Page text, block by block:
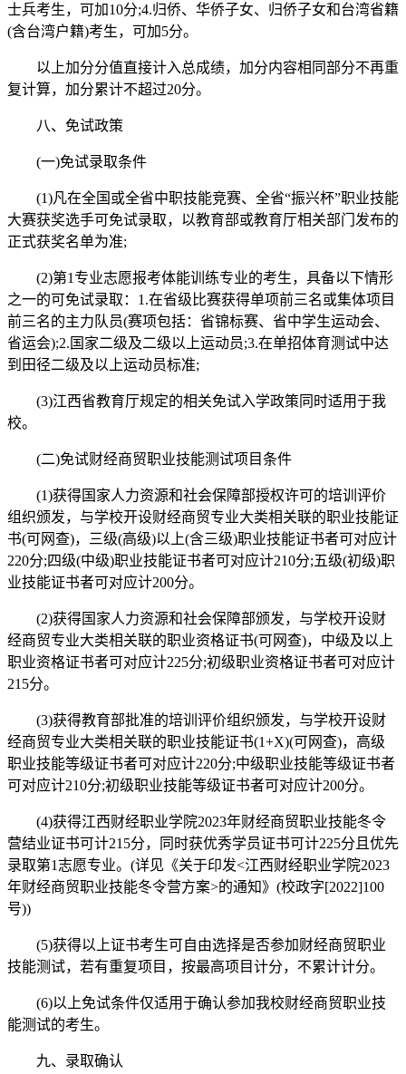
士兵考生，可加10分;4.归侨、华侨子女、归侨子女和台湾省籍
(含台湾户籍)考生，可加5分。
以上加分分值直接计入总成绩，加分内容相同部分不再重
复计算，加分累计不超过20分。
八、免试政策
(一)免试录取条件
(1)凡在全国或全省中职技能竞赛、全省“振兴杯”职业技能
大赛获奖选手可免试录取，以教育部或教育厅相关部门发布的
正式获奖名单为准;
(2)第1专业志愿报考体能训练专业的考生，具备以下情形
之一的可免试录取：1.在省级比赛获得单项前三名或集体项目
前三名的主力队员(赛项包括：省锦标赛、省中学生运动会、
省运会);2.国家二级及二级以上运动员;3.在单招体育测试中达
到田径二级及以上运动员标准;
(3)江西省教育厅规定的相关免试入学政策同时适用于我
校。
(二)免试财经商贸职业技能测试项目条件
(1)获得国家人力资源和社会保障部授权许可的培训评价
组织颁发，与学校开设财经商贸专业大类相关联的职业技能证
书(可网查)，三级(高级)以上(含三级)职业技能证书者可对应计
220分;四级(中级)职业技能证书者可对应计210分;五级(初级)职
业技能证书者可对应计200分。
(2)获得国家人力资源和社会保障部颁发，与学校开设财
经商贸专业大类相关联的职业资格证书(可网查)，中级及以上
职业资格证书者可对应计225分;初级职业资格证书者可对应计
215分。
(3)获得教育部批准的培训评价组织颁发，与学校开设财
经商贸专业大类相关联的职业技能证书(1+X)(可网查)，高级
职业技能等级证书者可对应计220分;中级职业技能等级证书者
可对应计210分;初级职业技能等级证书者可对应计200分。
(4)获得江西财经职业学院2023年财经商贸职业技能冬令
营结业证书可计215分，同时获优秀学员证书可计225分且优先
录取第1志愿专业。(详见《关于印发<江西财经职业学院2023
年财经商贸职业技能冬令营方案>的通知》(校政字[2022]100
号))
(5)获得以上证书考生可自由选择是否参加财经商贸职业
技能测试，若有重复项目，按最高项目计分，不累计计分。
(6)以上免试条件仅适用于确认参加我校财经商贸职业技
能测试的考生。
九、录取确认